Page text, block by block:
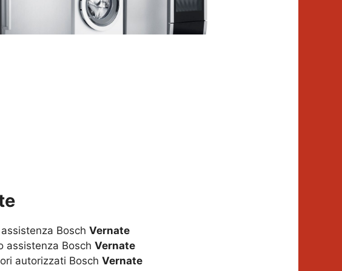
Bosch Vernate
assistenza Bosch Vernate
autorizzati Bosch Vernate